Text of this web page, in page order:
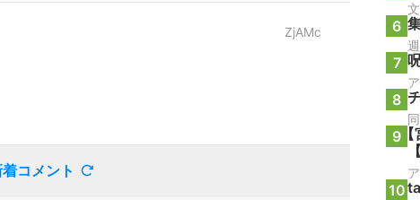
ZjAMc
コメント
6
7
8
9【
10